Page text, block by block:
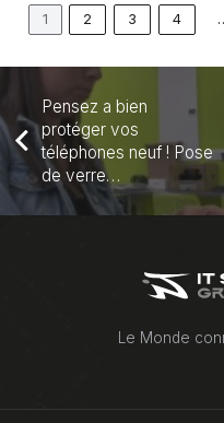
1 2 3 4
Pensez a bien
protéger vos
téléphones neuf ! Pose
de verre…
Le Monde